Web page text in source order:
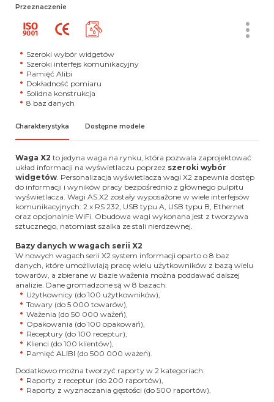
Przeznaczenie
Szeroki wybór widgetów
Szeroki interfejs komunikacyjny
Pamięć Alibi
Dokładność pomiaru
Solidna konstrukcja
8 baz danych
Charakterystyka Dostępne modele
Waga X2 to jedyna waga na rynku, która pozwala zaprojektować
układ informacji na wyświetlaczu poprzez szeroki wybór
widgetów. Personalizacja wyświetlacza wagi X2 zapewnia dostęp
do informacji i wyników pracy bezpośrednio z głównego pulpitu
wyświetlacza. Wagi AS.X2 zostały wyposażone w wiele interfejsów
komunikacyjnych: 2 x RS 232, USB typu A, USB typu B, Ethernet
oraz opcjonalnie WiFi. Obudowa wagi wykonana jest z tworzywa
sztucznego, natomiast szalka ze stali nierdzewnej.
Bazy danych w wagach serii X2
W nowych wagach serii X2 system informacji oparto o 8 baz
danych, które umożliwiają pracę wielu użytkowników z bazą wielu
towarów, a zbierane w bazie ważenia można poddawać dalszej
analizie. Dane gromadzone są w 8 bazach:
Użytkownicy (do 100 użytkowników),
Towary (do 5 000 towarów),
Ważenia (do 50 000 ważeń),
Opakowania (do 100 opakowań),
Receptury (do 100 receptur),
Klienci (do 100 klientów),
Pamięć ALIBI (do 500 000 ważeń).
Dodatkowo można tworzyć raporty w 2 kategoriach:
Raporty z receptur (do 200 raportów),
Raporty z wyznaczania gęstości (do 500 raportów),